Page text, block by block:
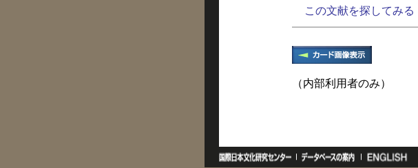
この文献を探してみる
（内部利用者のみ）